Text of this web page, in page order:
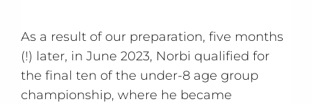
As a result of our preparation, five months
(!) later, in June 2023, Norbi qualified for
the final ten of the under-8 age group
championship, where he became